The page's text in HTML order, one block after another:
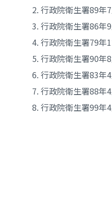
行政院衛生署89年
行政院衛生署86年
行政院衛生署79年
行政院衛生署90年
行政院衛生署83年
行政院衛生署88年
行政院衛生署99年